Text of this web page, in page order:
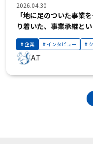
2026.04.30
「地に足のついた事業
り着いた、事業承継と
企業 インタビュー
A.T